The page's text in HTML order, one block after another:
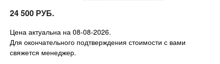
24 500 РУБ.
Цена актуальна на 08-08-2026.
Для окончательного подтверждения стоимости с вами
свяжется менеджер.